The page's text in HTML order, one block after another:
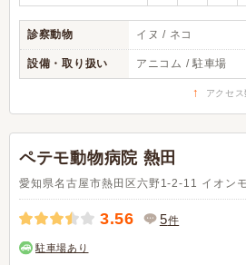
診察動物 イヌ / ネコ
設備・取り扱い アニコム / 駐車場
↑ アクセ
ペテモ動物病院 熱田
愛知県名古屋市熱田区六野1-2-11 イオン
3.56 5件
駐車場あり